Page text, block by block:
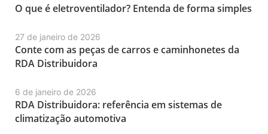
O que é eletroventilador? Entenda de forma simples
27 de janeiro de 2026
Conte com as peças de carros e caminhonetes da
RDA Distribuidora
6 de janeiro de 2026
RDA Distribuidora: referência em sistemas de
climatização automotiva